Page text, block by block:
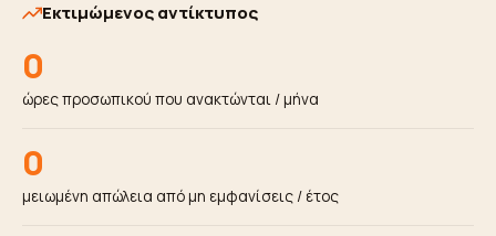
Εκτιμώμενος αντίκτυπος
0
ώρες προσωπικού που ανακτώνται / μήνα
0
μειωμένη απώλεια από μη εμφανίσεις / έτος